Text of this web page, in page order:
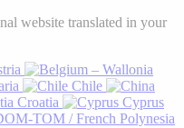
website translated in your
Chile
Croatia
Cyprus